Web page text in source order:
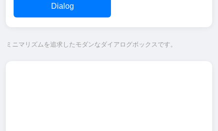
Dialog
ミニマリズムを追求したモダンなダイアログボックスです。